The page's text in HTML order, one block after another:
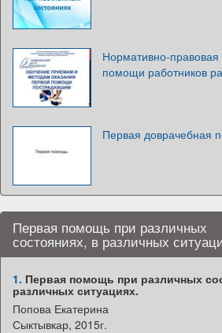
Нормативно-
помощи работников
Первая доврачебная
Первая помощь при различных
состояниях, в различных
1. Первая помощь при различных
различных ситуациях.
Попова Екатерина
Сыктывкар, 2015г.